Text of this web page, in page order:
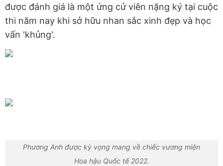
được đánh giá là một ứng cử viên nặng ký tại cuộc
thi năm nay khi sở hữu nhan sắc xinh đẹp và học
vấn 'khủng'.
Phương Anh được kỳ vọng mang về chiếc vương miện
Hoa hậu Quốc tế 2022.